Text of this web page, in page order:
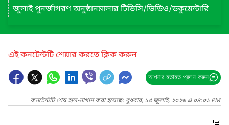
জুলাই পুনর্জাগরণ অনুষ্ঠানমালার টিভিসি/ভিডিও/ডকুমেন্টারি
এই কনটেন্টটি শেয়ার করতে ক্লিক করুন
আপনার মতামত প্রদান করুন
কনটেন্টটি শেষ হাল-নাগাদ করা হয়েছে: বুধবার, ১৫ জুলাই, ২০২৬ এ ০৪:০১ PM